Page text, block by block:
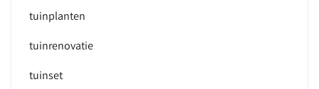
tuinplanten
tuinrenovatie
tuinset